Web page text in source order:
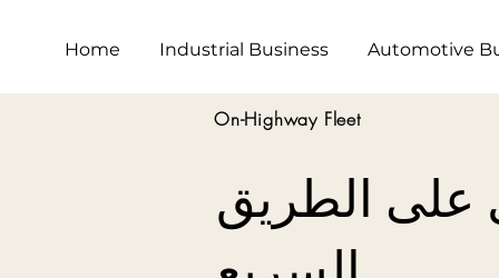
Home Industrial Business Automotive
On-Highway Fleet
الطريق